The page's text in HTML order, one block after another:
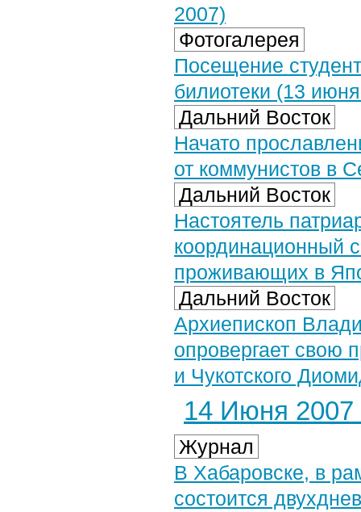
2007)
Фотогалерея
Посещение
билиотеки (13
Дальний Восток
Начато
от коммунистов в
Дальний Восток
Настоятель
координационный
проживающих в
Дальний Восток
Архиепископ
опровергает свою
и Чукотского
14 Июня 2007
Журнал
В Хабаровске, в
состоится